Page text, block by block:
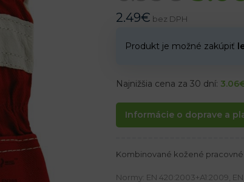
2.49€ bez DPH
Produkt je možné zakúpiť
Najnižšia cena za 30 dní: 3.06
Informácie o doprave a
Kombinované kožené pracovné
Normy: EN 420:2003+A1:2009,